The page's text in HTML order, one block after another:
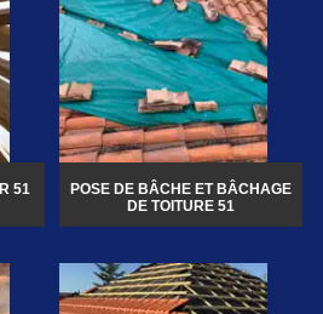
51
POSE DE BÂCHE ET BÂCHAGE
DE TOITURE 51